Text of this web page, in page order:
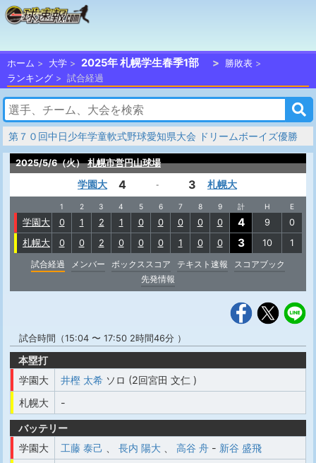
ホーム 大学 2025年 札幌学生春季1部
勝敗表
ランキング
試合経過
第７０回中日少年学童軟式野球愛知県大会 ドリームボーイズ優勝
2025/5/6（火） 札幌市営円山球場
学園大 4 - 3 札幌大
1 2 3 4 5 6 7 8 9 計 H E
学園大 0 1 2 1 0 0 0 0 0 4 9
0
札幌大
0 0 2 0 0 0 1 0 0 3 10
1
試合経過
メンバー ボックススコア テキスト速報
スコアブック
先発情報
試合時間（15:04 〜 17:50 2時間46分 ）
本塁打
学園大
井樫 太希 ソロ (2回宮田 文仁 )
札幌大
-
バッテリー
学園大
工藤 泰己 長内 陽大 高谷 舟 - 新谷 盛飛